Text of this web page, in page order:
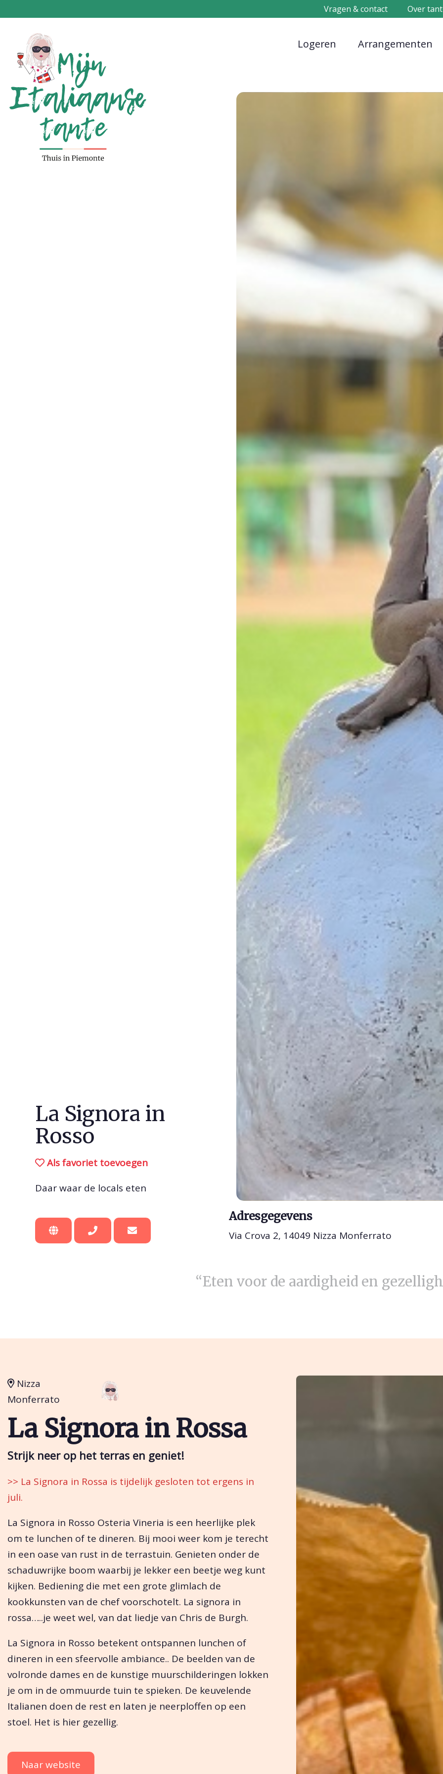
Vragen & contact Over
Logeren Arrangementen
La Signora in
Rosso
Als favoriet toevoegen
Daar waar de locals eten
Adresgegevens
Via Crova 2, 14049 Nizza Monferrato
“Eten voor de aardigheid en
Nizza
Monferrato
La Signora in Rossa
Strijk neer op het terras en geniet!
>> La Signora in Rossa is tijdelijk gesloten tot ergens in
juli.
La Signora in Rosso Osteria Vineria is een heerlijke plek
om te lunchen of te dineren. Bij mooi weer kom je terecht
in een oase van rust in de terrastuin. Genieten onder de
schaduwrijke boom waarbij je lekker een beetje weg kunt
kijken. Bediening die met een grote glimlach de
kookkunsten van de chef voorschotelt. La signora in
rossa…..je weet wel, van dat liedje van Chris de Burgh.
La Signora in Rosso betekent ontspannen lunchen of
dineren in een sfeervolle ambiance.. De beelden van de
volronde dames en de kunstige muurschilderingen lokken
je om in de ommuurde tuin te spieken. De keuvelende
Italianen doen de rest en laten je neerploffen op een
stoel. Het is hier gezellig.
Naar website